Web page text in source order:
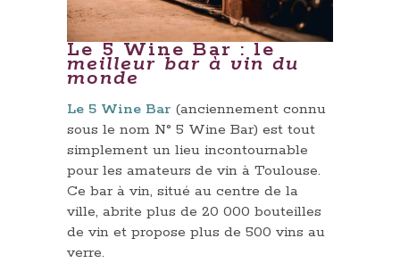
Le 5 Wine Bar : le
meilleur bar à vin du
monde
Le 5 Wine Bar (anciennement connu
sous le nom N° 5 Wine Bar) est tout
simplement un lieu incontournable
pour les amateurs de vin à Toulouse.
Ce bar à vin, situé au centre de la
ville, abrite plus de 20 000 bouteilles
de vin et propose plus de 500 vins au
verre.